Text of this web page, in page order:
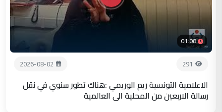
01:08
291
2026-08-02
الاعلامية التونسية ريم الوريمي :هناك تطور سنوي في نقل
رسالة الاربعين من المحلية الى العالمية